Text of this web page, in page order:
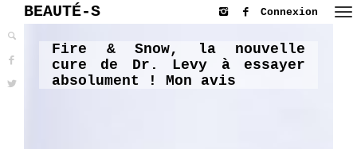
BEAUTÉ-S Connexion
Fire & Snow, la nouvelle
cure de Dr. Levy à essayer
absolument ! Mon avis